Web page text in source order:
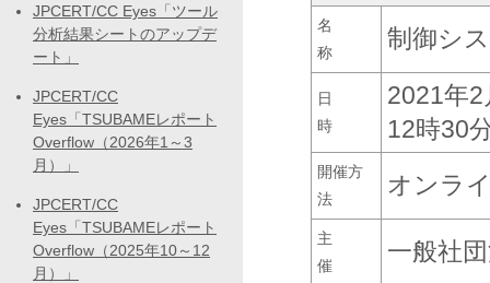
名
称
制御シ
日
時
2021年
12時30
開催方
法
オンラ
主
催
一般社
JPCERT/CC Eyes「ツール
分析結果シートのアップデ
ート」
JPCERT/CC
Eyes「TSUBAMEレポート
Overflow（2026年1～3
月）」
JPCERT/CC
Eyes「TSUBAMEレポート
Overflow（2025年10～12
月）」